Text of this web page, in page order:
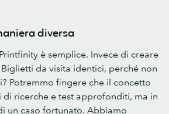
diversa
è semplice. Invece di creare
da visita identici, perché non
Potremmo fingere che il concetto
di ricerche e test approfonditi, ma in
un caso fortunato. Abbiamo